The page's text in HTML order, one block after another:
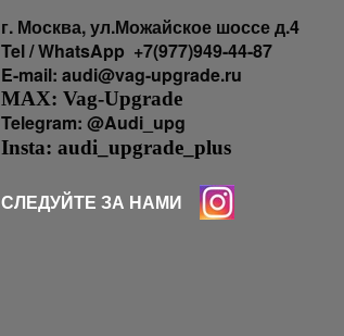
г. Москва, ул.Можайское шоссе д.4
Tel / WhatsApp +7(977)949-44-87
E-mail: audi@vag-upgrade.ru
MAX: Vag-Upgrade
Telegram: @Audi_upg
Insta: audi_upgrade_plus
СЛЕДУЙТЕ ЗА НАМИ